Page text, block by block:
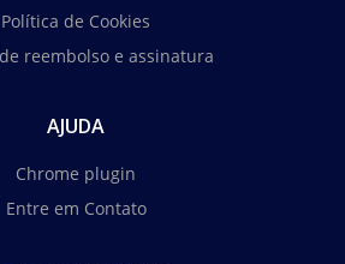
Política de Cookies
reembolso e assinatura
AJUDA
Chrome plugin
Entre em Contato